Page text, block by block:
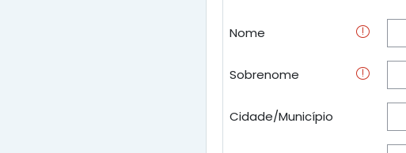
Nome
Sobrenome
Cidade/Município